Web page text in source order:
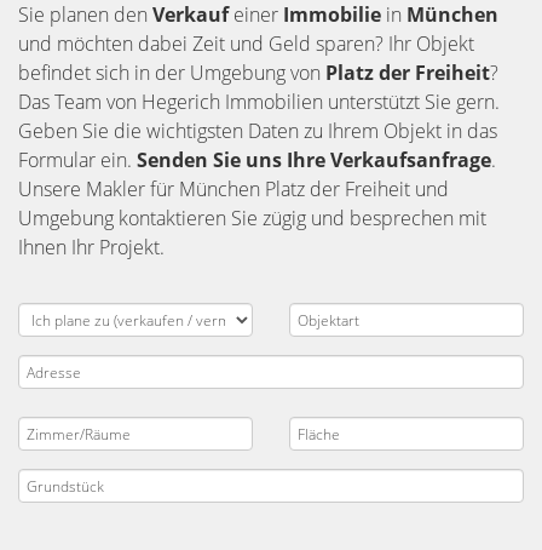
Sie planen den Verkaufeiner Immobilie in München
und möchten dabei Zeit und Geld sparen? Ihr Objekt
befindet sich in der Umgebung von Platz der Freiheit?
Das Team von Hegerich Immobilien unterstützt Sie gern.
Geben Sie die wichtigsten Daten zu Ihrem Objekt in das
Formular ein. Senden Sie uns Ihre Verkaufsanfrage.
Unsere Makler für München Platz der Freiheit und
Umgebung kontaktieren Sie zügig und besprechen mit
Ihnen Ihr Projekt.